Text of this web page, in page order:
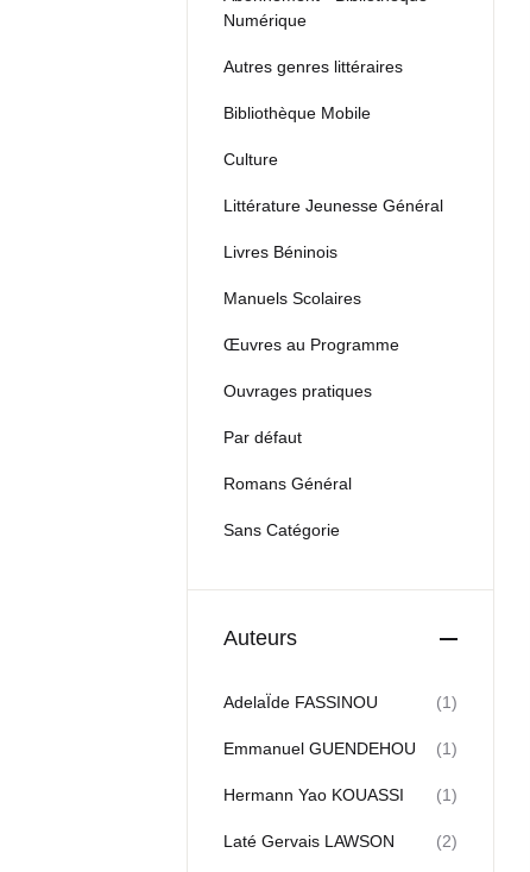
Numérique
Autres genres littéraires
Bibliothèque Mobile
Culture
Littérature Jeunesse Général
Livres Béninois
Manuels Scolaires
Œuvres au Programme
Ouvrages pratiques
Par défaut
Romans Général
Sans Catégorie
Auteurs
AdelaÏde FASSINOU (1)
Emmanuel GUENDEHOU (1)
Hermann Yao KOUASSI (1)
Laté Gervais LAWSON (2)